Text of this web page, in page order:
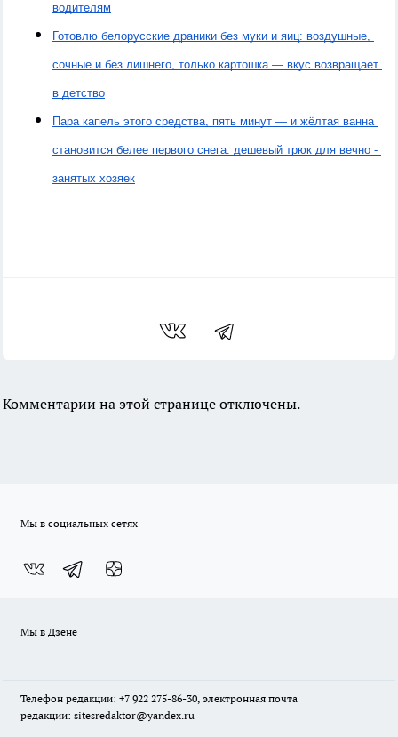
водителям
Готовлю белорусские драники без муки и яиц: воздушные,
сочные и без лишнего, только картошка — вкус возвращает
в детство
Пара капель этого средства, пять минут — и жёлтая ванна
становится белее первого снега: дешевый трюк для вечно -
занятых хозяек
Комментарии на этой странице отключены.
Мы в социальных сетях
Мы в Дзене
Телефон редакции: +7 922 275-86-30, электронная почта
редакции: sitesredaktor@yandex.ru